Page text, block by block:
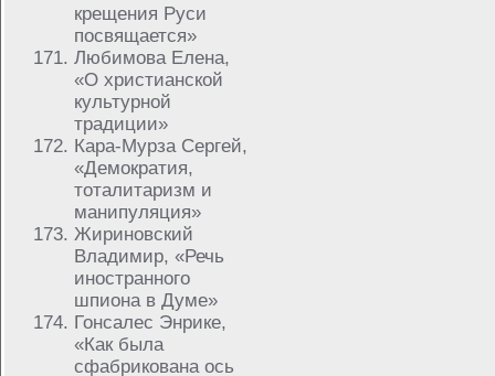
крещения Руси
посвящается»
Любимова Елена,
«О христианской
культурной
традиции»
Кара-Мурза Сергей,
«Демократия,
тоталитаризм и
манипуляция»
Жириновский
Владимир, «Речь
иностранного
шпиона в Думе»
Гонсалес Энрике,
«Как была
сфабрикована ось